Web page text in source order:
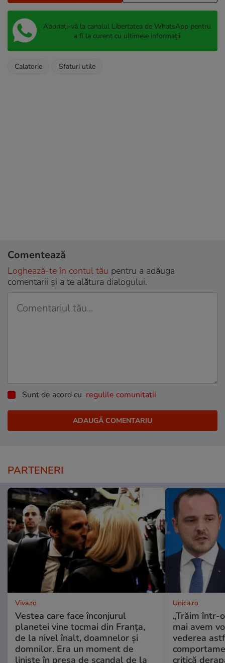
Abonați-vă la canalul Libertatea de WhatsApp pentru
a fi la curent cu ultimele informații
Calatorie Sfaturi utile
Comentează
Loghează-te în contul tău pentru a adăuga
comentarii și a te alătura dialogului.
Sunt de acord cu regulile comunitatii
PARTENERI
Viva.ro
Vestea care face înconjurul
planetei vine tocmai din Franța,
de la nivel înalt, doamnelor și
domnilor. Era un moment de
liniște în presa de scandal de la
Unica.ro
„Trăim într-
mai avem
vederea
critică